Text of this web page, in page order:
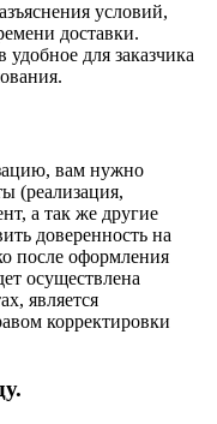
условий,
доставки.
удобное для заказчика
вам нужно
(реализация,
а так же другие
доверенность на
после оформления
осуществлена
является
корректировки